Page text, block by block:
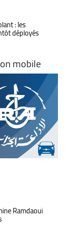
: les
déployés
mobile
Ramdaoui